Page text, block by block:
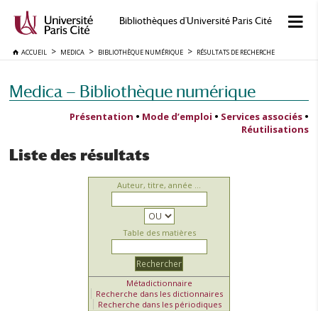
Bibliothèques d'Université Paris Cité
ACCUEIL MEDICA BIBLIOTHÈQUE NUMÉRIQUE RÉSULTATS DE RECHERCHE
Medica — Bibliothèque numérique
Présentation • Mode d’emploi • Services associés •
Réutilisations
Liste des résultats
Auteur, titre, année ...
Table des matières
Métadictionnaire
Recherche dans les dictionnaires
Recherche dans les périodiques